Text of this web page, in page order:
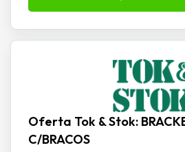
Oferta Tok & Stok:
C/BRACOS